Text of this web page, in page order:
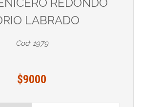
LABRADO
Cod: 1979
$9000